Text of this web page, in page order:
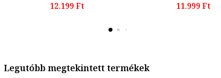
12.199 Ft
11.999 Ft
Legutóbb megtekintett termékek